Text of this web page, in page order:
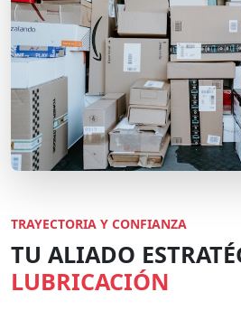
TRAYECTORIA Y CONFIANZA
TU ALIADO
LUBRICACIÓN